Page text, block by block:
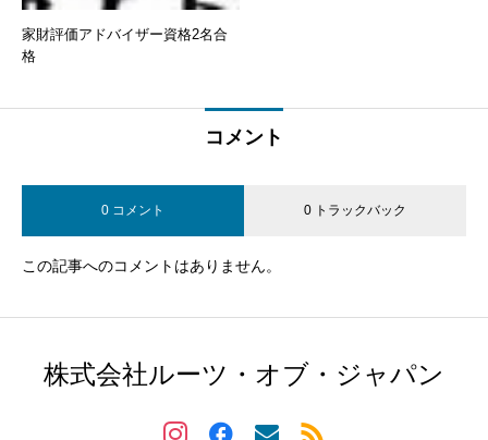
家財評価アドバイザー資格2名合
格
コメント
0 コメント 0 トラックバック
この記事へのコメントはありません。
株式会社ルーツ・オブ・ジャパン